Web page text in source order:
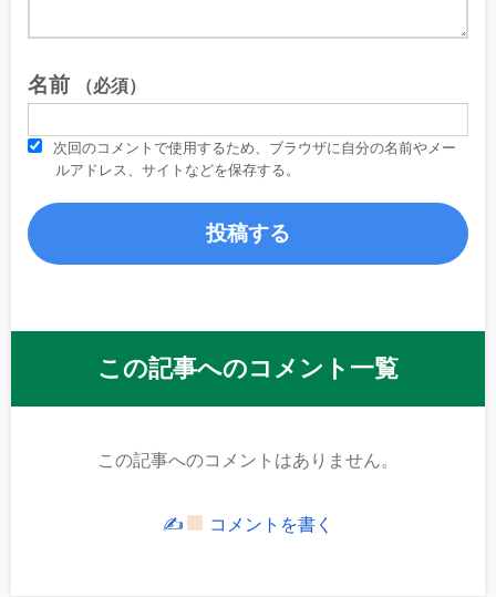
名前 （必須）
次回のコメントで使用するため、ブラウザに自分の名前やメー
ルアドレス、サイトなどを保存する。
この記事へのコメント一覧
この記事へのコメントはありません。
✍ コメントを書く